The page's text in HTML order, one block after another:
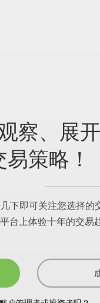
察、展
策略！
下即可关注您选择的
台上体验十年的交易